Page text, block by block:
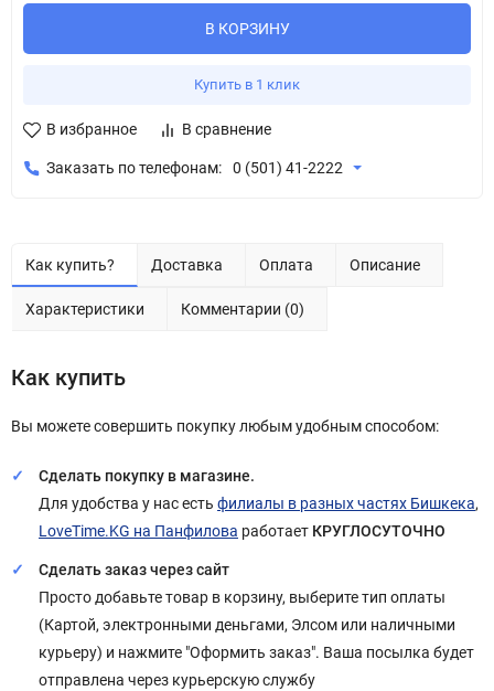
В КОРЗИНУ
Купить в 1 клик
В избранное В сравнение
Заказать по телефонам: 0 (501) 41-2222
Как купить? Доставка Оплата Описание
Характеристики Комментарии (0)
Как купить
Вы можете совершить покупку любым удобным способом:
Сделать покупку в магазине.
Для удобства у нас есть филиалы в разных частях Бишкека,
LoveTime.KG на Панфилова работает КРУГЛОСУТОЧНО
Сделать заказ через сайт
Просто добавьте товар в корзину, выберите тип оплаты
(Картой, электронными деньгами, Элсом или наличными
курьеру) и нажмите "Оформить заказ". Ваша посылка будет
отправлена через курьерскую службу